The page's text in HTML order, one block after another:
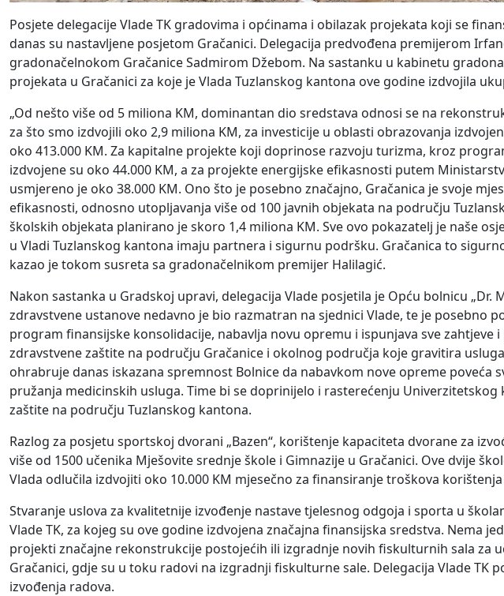
Posjete delegacije Vlade TK gradovima i općinama i obilazak projekata koji se
danas su nastavljene posjetom Gračanici. Delegacija predvođena premijerom
gradonačelnokom Gračanice Sadmirom Džebom. Na sastanku u kabinetu
projekata u Gračanici za koje je Vlada Tuzlanskog kantona ove godine izdvojila
„Od nešto više od 5 miliona KM, dominantan dio sredstava odnosi se na
za što smo izdvojili oko 2,9 miliona KM, za investicije u oblasti obrazovanja
oko 413.000 KM. Za kapitalne projekte koji doprinose razvoju turizma, kroz
izdvojene su oko 44.000 KM, a za projekte energijske efikasnosti putem
usmjereno je oko 38.000 KM. Ono što je posebno značajno, Gračanica je svoje
efikasnosti, odnosno utopljavanja više od 100 javnih objekata na području
školskih objekata planirano je skoro 1,4 miliona KM. Sve ovo pokazatelj je naše
u Vladi Tuzlanskog kantona imaju partnera i sigurnu podršku. Gračanica to
kazao je tokom susreta sa gradonačelnikom premijer Halilagić.
Nakon sastanka u Gradskoj upravi, delegacija Vlade posjetila je Opću bolnicu „Dr.
zdravstvene ustanove nedavno je bio razmatran na sjednici Vlade, te je posebno
program finansijske konsolidacije, nabavlja novu opremu i ispunjava sve zahtjeve
zdravstvene zaštite na području Gračanice i okolnog područja koje gravitira
ohrabruje danas iskazana spremnost Bolnice da nabavkom nove opreme
pružanja medicinskih usluga. Time bi se doprinijelo i rasterećenju
zaštite na području Tuzlanskog kantona.
Razlog za posjetu sportskoj dvorani „Bazen“, korištenje kapaciteta dvorane za
više od 1500 učenika Mješovite srednje škole i Gimnazije u Gračanici. Ove dvije
Vlada odlučila izdvojiti oko 10.000 KM mjesečno za finansiranje troškova
Stvaranje uslova za kvalitetnije izvođenje nastave tjelesnog odgoja i sporta u
Vlade TK, za kojeg su ove godine izdvojena značajna finansijska sredstva. Nema
projekti značajne rekonstrukcije postojećih ili izgradnje novih fiskulturnih sala za
Gračanici, gdje su u toku radovi na izgradnji fiskulturne sale. Delegacija Vlade TK
izvođenja radova.